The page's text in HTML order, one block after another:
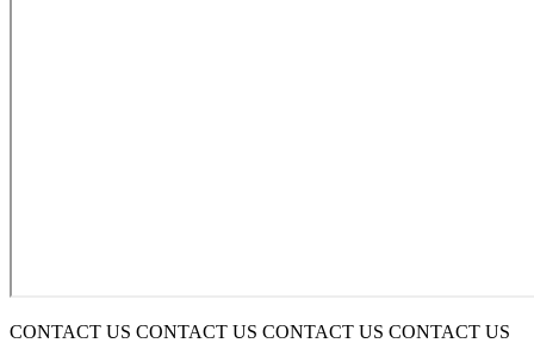
CONTACT US CONTACT US CONTACT US CONTACT US